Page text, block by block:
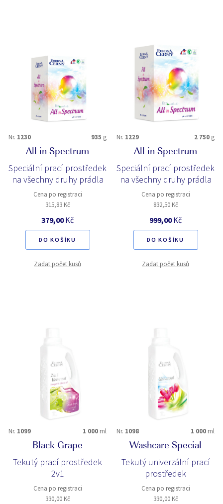
Nr. 1230 935 g
All in Spectrum
Speciální prací prostředek
na všechny druhy prádla
Cena po registraci
315,83 Kč
379,00Kč
DO KOŠÍKU
Zadat počet kusů
Nr. 1229 2 750 g
All in Spectrum
Speciální prací prostředek
na všechny druhy prádla
Cena po registraci
832,50 Kč
999,00Kč
DO KOŠÍKU
Zadat počet kusů
Nr. 1099 1 000 ml
Black Grape
Tekutý prací prostředek
2v1
Cena po registraci
330,00 Kč
Nr. 1098 1 000 ml
Washcare Special
Tekutý univerzální prací
prostředek
Cena po registraci
330,00 Kč